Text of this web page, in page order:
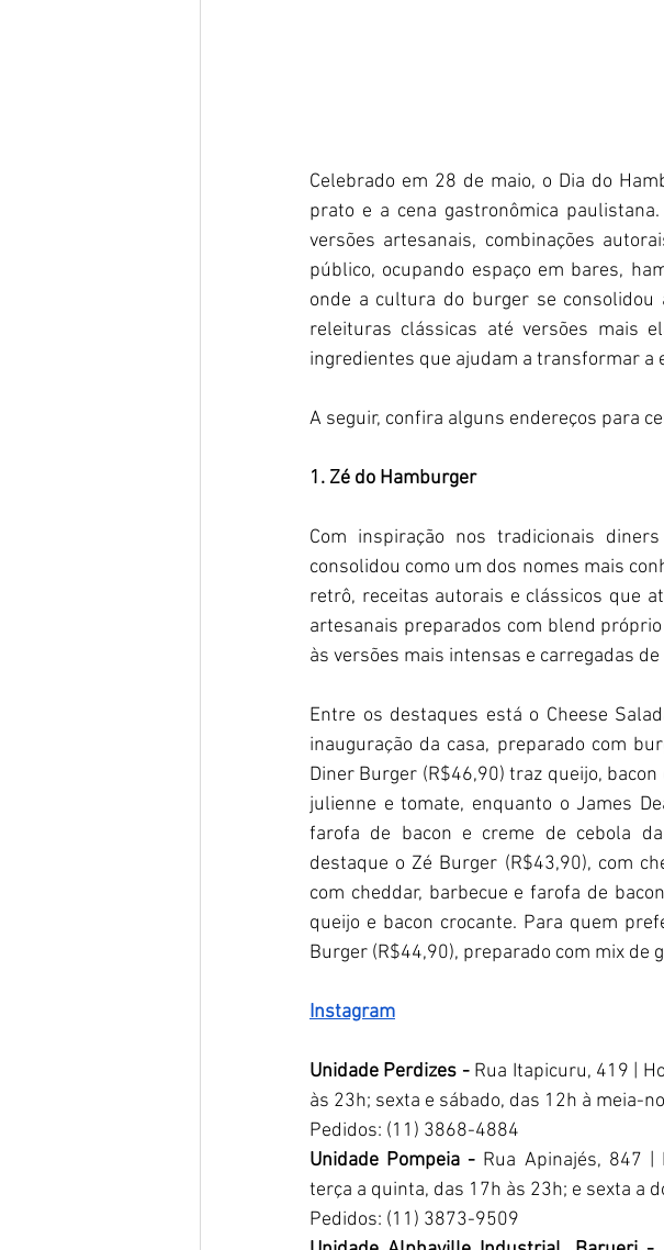
Celebrado em 28 de maio, o Dia do
prato e a cena gastronômica
versões artesanais, combinações
público, ocupando espaço em bares,
onde a cultura do burger se consolidou
releituras clássicas até versões mais
ingredientes que ajudam a transformar a
A seguir, confira alguns endereços para
1. Zé do Hamburger
Com inspiração nos tradicionais
consolidou como um dos nomes mais
retrô, receitas autorais e clássicos que
artesanais preparados com blend
às versões mais intensas e carregadas
Entre os destaques está o Cheese
inauguração da casa, preparado com
Diner Burger (R$46,90) traz queijo,
julienne e tomate, enquanto o James
farofa de bacon e creme de cebola
destaque o Zé Burger (R$43,90), com
com cheddar, barbecue e farofa de
queijo e bacon crocante. Para quem
Burger (R$44,90), preparado com mix de
Instagram
Unidade Perdizes - Rua Itapicuru, 419 |
às 23h; sexta e sábado, das 12h à meia-
Pedidos: (11) 3868-4884
Unidade Pompeia - Rua Apinajés, 847 |
terça a quinta, das 17h às 23h; e sexta a
Pedidos: (11) 3873-9509